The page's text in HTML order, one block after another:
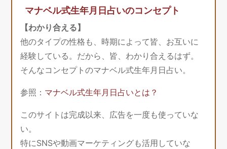
マナベル式生年月日占いのコンセプト
【わかり合える】
他のタイプの性格も、時期によって皆、お互いに
経験している。だから、皆、わかり合えるはず。
そんなコンセプトのマナベル式生年月日占い。
参照： マナベル式生年月日占いとは？
このサイトは完成以来、広告を一度も使っていな
い。
特にSNSや動画マーケティングも活用していな